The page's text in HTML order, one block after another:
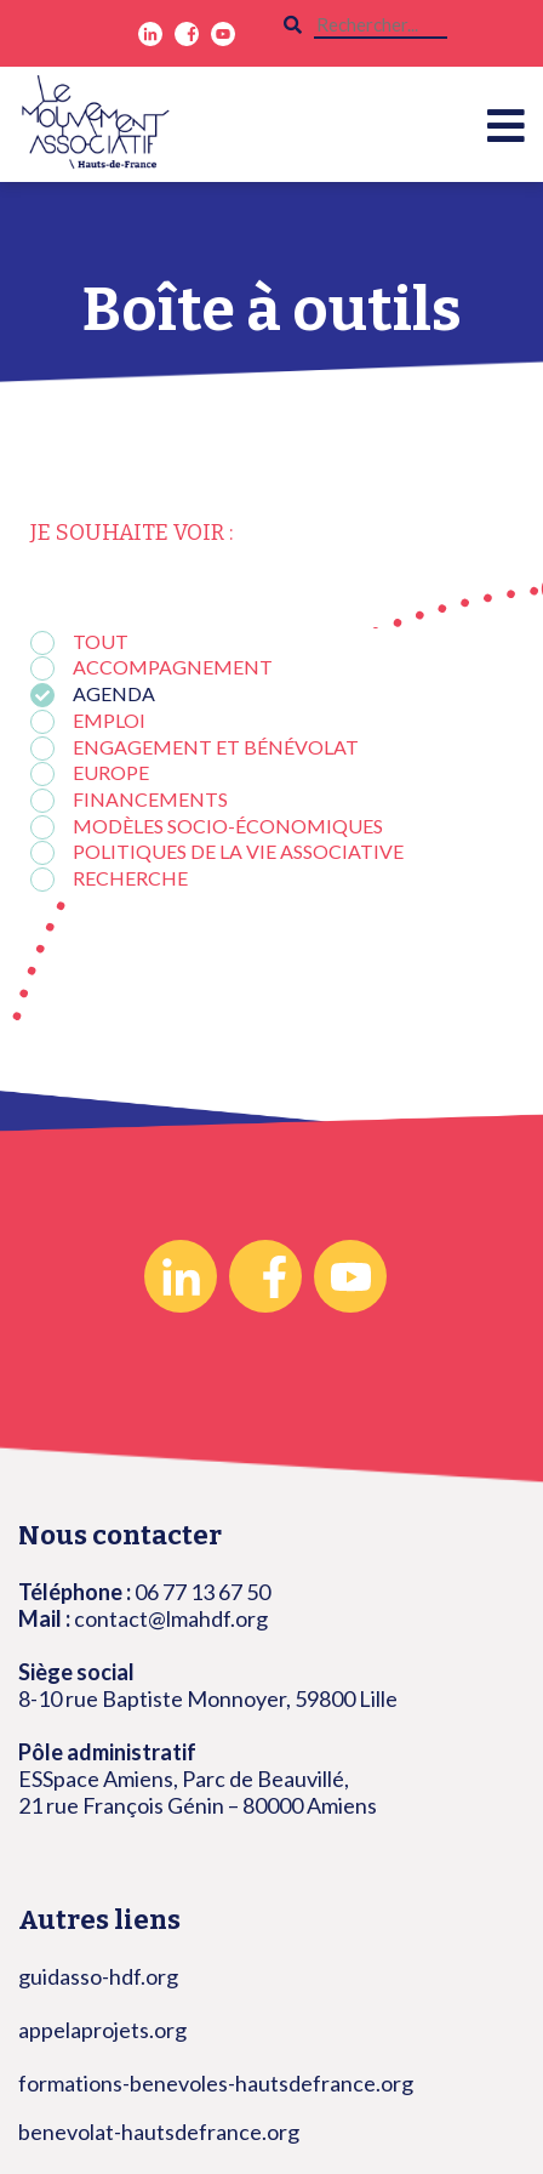
Boîte à outils
JE SOUHAITE VOIR :
TOUT
ACCOMPAGNEMENT
AGENDA
EMPLOI
ENGAGEMENT ET BÉNÉVOLAT
EUROPE
FINANCEMENTS
MODÈLES SOCIO-ÉCONOMIQUES
POLITIQUES DE LA VIE ASSOCIATIVE
RECHERCHE
Nous contacter
Téléphone :06 77 13 67 50
Mail :contact@lmahdf.org
Siège social
8-10 rue Baptiste Monnoyer, 59800 Lille
Pôle administratif
ESSpace Amiens, Parc de Beauvillé,
21 rue François Génin – 80000 Amiens
Autres liens
guidasso-hdf.org
appelaprojets.org
formations-benevoles-hautsdefrance.org
benevolat-hautsdefrance.org